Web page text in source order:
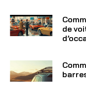
de